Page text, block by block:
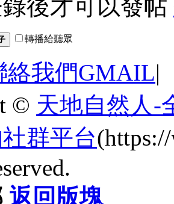
後才可以發帖
轉播給聽眾
絡我們GMAIL|
© 天地自然人-
群平台
返回版塊